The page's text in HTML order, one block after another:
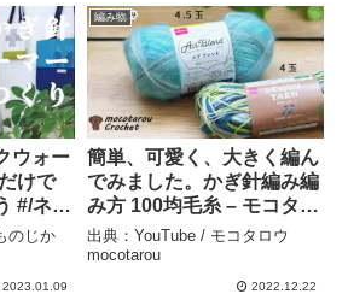
ウォー
けで
#/ネッ
#か
ェル
かん〜
のじか
2023.01.09
編み物
簡単、可愛く、大きく編ん
でみました。かぎ針編み編
み方 100均毛糸 – モコタロ
ウmocotarou
出典：YouTube / モコタロウ
mocotarou
2022.12.22